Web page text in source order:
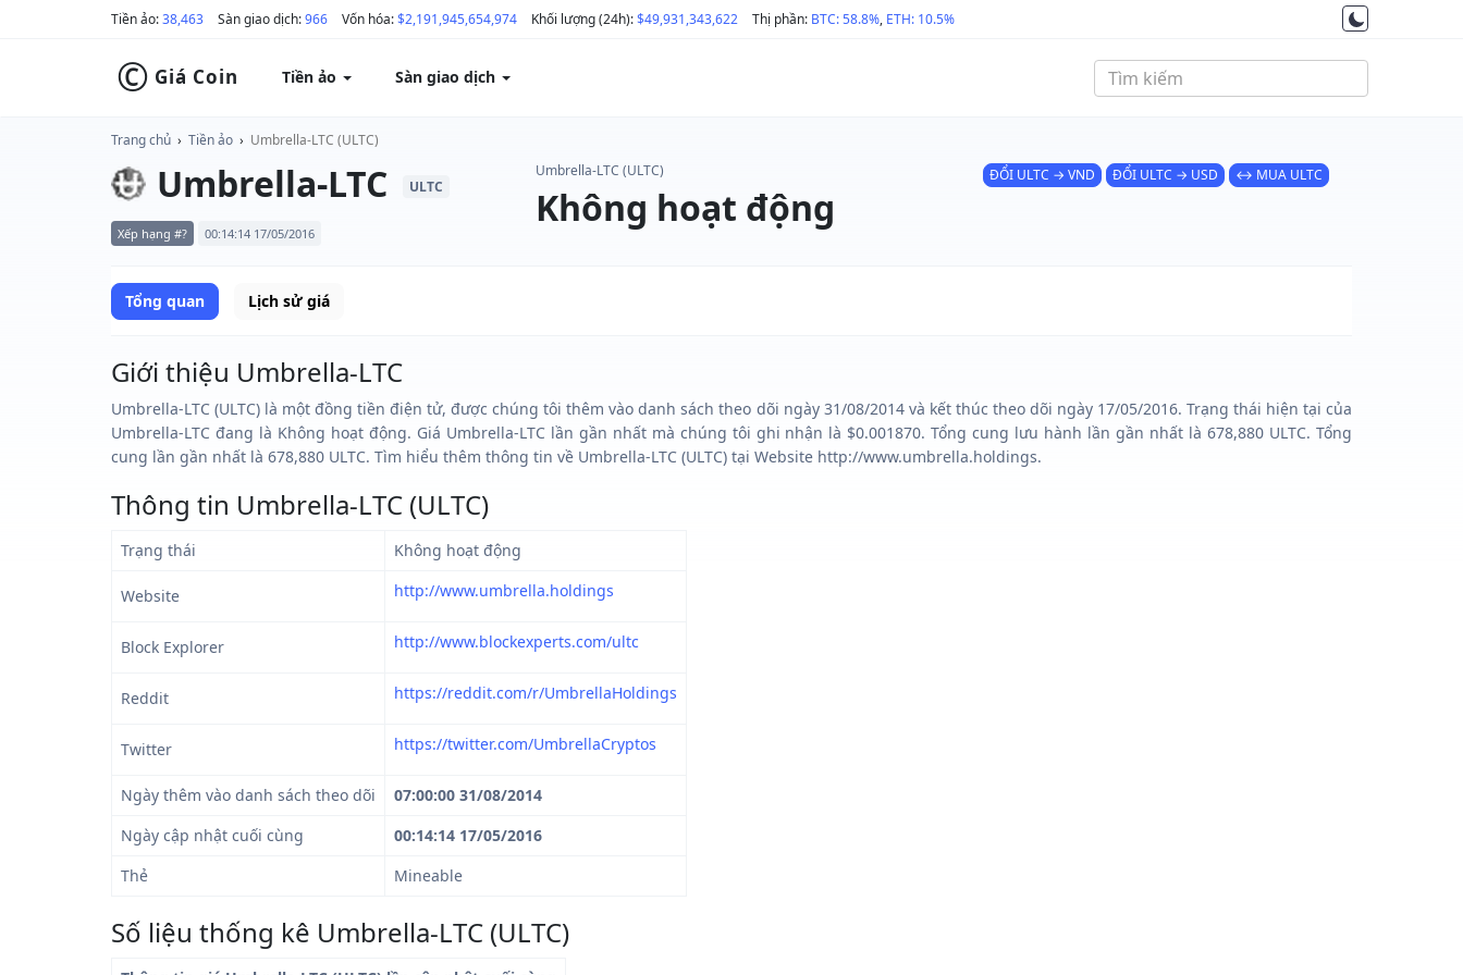
Tiền ảo:38,463 Sàn giao dịch:966 Vốn hóa:$2,191,945,654,974 Khối lượng (24h):$49,931,343,622 Thị phần: BTC: 58.8%, ETH: 10.5%
© Giá Coin Tiền ảo Sàn giao dịch
Trang chủ › Tiền ảo › Umbrella-LTC (ULTC)
Umbrella-LTC ULTC
Xếp hạng #? 00:14:14 17/05/2016
Umbrella-LTC (ULTC)
Không hoạt động
ĐỔI ULTC → VND ĐỔI ULTC → USD ↔ MUA ULTC
Tổng quan Lịch sử giá
Giới thiệu Umbrella-LTC
Umbrella-LTC (ULTC) là một đồng tiền điện tử, được chúng tôi thêm vào danh sách theo dõi ngày 31/08/2014 và kết thúc theo dõi ngày 17/05/2016. Trạng thái hiện tại của
Umbrella-LTC đang là Không hoạt động. Giá Umbrella-LTC lần gần nhất mà chúng tôi ghi nhận là $0.001870. Tổng cung lưu hành lần gần nhất là 678,880 ULTC. Tổng
cung lần gần nhất là 678,880 ULTC. Tìm hiểu thêm thông tin về Umbrella-LTC (ULTC) tại Website http://www.umbrella.holdings.
Thông tin Umbrella-LTC (ULTC)
Trạng thái Không hoạt động
Website http://www.umbrella.holdings
Block Explorer http://www.blockexperts.com/ultc
Reddit https://reddit.com/r/UmbrellaHoldings
Twitter https://twitter.com/UmbrellaCryptos
Ngày thêm vào danh sách theo dõi
07:00:00 31/08/2014
Ngày cập nhật cuối cùng
00:14:14 17/05/2016
Thẻ
Mineable
Số liệu thống kê Umbrella-LTC (ULTC)